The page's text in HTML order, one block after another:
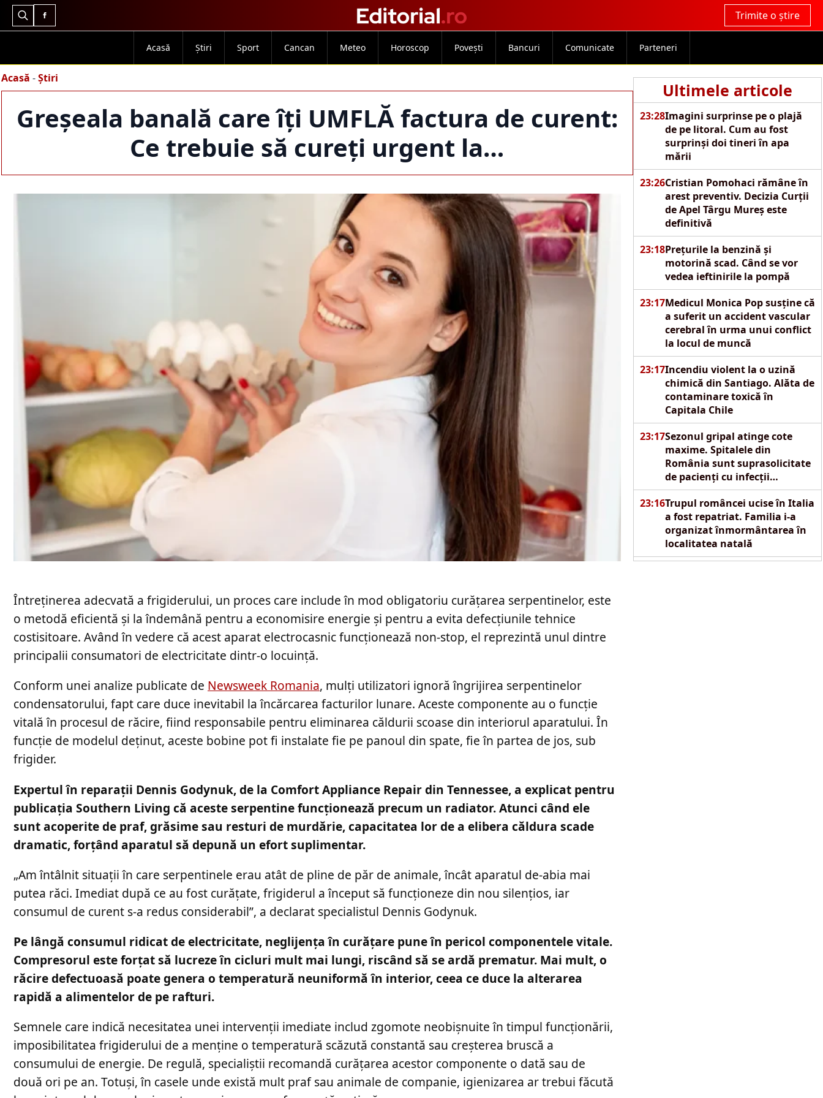
Search
Trimite o știre
Acasă Știri Sport Cancan Meteo Horoscop Povești Bancuri Comunicate Parteneri
Acasă -Știri
Greșeala banală care îți UMFLĂ factura de curent:
Ce trebuie să cureți urgent la…
Ultimele articole
23:28Imagini surprinse pe o plajă
de pe litoral. Cum au fost
surprinși doi tineri în apa
mării
23:26Cristian Pomohaci rămâne în
arest preventiv. Decizia Curții
de Apel Târgu Mureș este
definitivă
23:18Prețurile la benzină și
motorină scad. Când se vor
vedea ieftinirile la pompă
23:17Medicul Monica Pop susține că
a suferit un accident vascular
cerebral în urma unui conflict
la locul de muncă
23:17Incendiu violent la o uzină
chimică din Santiago. Alăta de
contaminare toxică în
Capitala Chile
23:17Sezonul gripal atinge cote
maxime. Spitalele din
România sunt suprasolicitate
de pacienți cu infecții
respiratorii acute
23:16Trupul româncei ucise în Italia
a fost repatriat. Familia i-a
organizat înmormântarea în
localitatea natală
Întreținerea adecvată a frigiderului, un proces care include în mod obligatoriu curățarea serpentinelor, este
o metodă eficientă și la îndemână pentru a economisire energie și pentru a evita defecțiunile tehnice
costisitoare. Având în vedere că acest aparat electrocasnic funcționează non-stop, el reprezintă unul dintre
principalii consumatori de electricitate dintr-o locuință.
Conform unei analize publicate de Newsweek Romania, mulți utilizatori ignoră îngrijirea serpentinelor
condensatorului, fapt care duce inevitabil la încărcarea facturilor lunare. Aceste componente au o funcție
vitală în procesul de răcire, fiind responsabile pentru eliminarea căldurii scoase din interiorul aparatului. În
funcție de modelul deținut, aceste bobine pot fi instalate fie pe panoul din spate, fie în partea de jos, sub
frigider.
Expertul în reparații Dennis Godynuk, de la Comfort Appliance Repair din Tennessee, a explicat pentru
publicația Southern Living că aceste serpentine funcționează precum un radiator. Atunci când ele
sunt acoperite de praf, grăsime sau resturi de murdărie, capacitatea lor de a elibera căldura scade
dramatic, forțând aparatul să depună un efort suplimentar.
„Am întâlnit situații în care serpentinele erau atât de pline de păr de animale, încât aparatul de-abia mai
putea răci. Imediat după ce au fost curățate, frigiderul a început să funcționeze din nou silențios, iar
consumul de curent s-a redus considerabil”, a declarat specialistul Dennis Godynuk.
Pe lângă consumul ridicat de electricitate, neglijența în curățare pune în pericol componentele vitale.
Compresorul este forțat să lucreze în cicluri mult mai lungi, riscând să se ardă prematur. Mai mult, o
răcire defectuoasă poate genera o temperatură neuniformă în interior, ceea ce duce la alterarea
rapidă a alimentelor de pe rafturi.
Semnele care indică necesitatea unei intervenții imediate includ zgomote neobișnuite în timpul funcționării,
imposibilitatea frigiderului de a menține o temperatură scăzută constantă sau creșterea bruscă a
consumului de energie. De regulă, specialiștii recomandă curățarea acestor componente o dată sau de
două ori pe an. Totuși, în casele unde există mult praf sau animale de companie, igienizarea ar trebui făcută